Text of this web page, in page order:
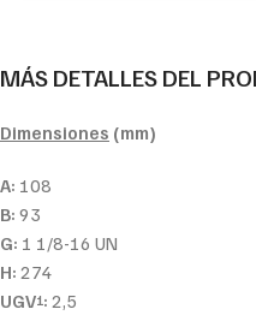
MÁS DETALLES DEL
Dimensiones (mm)
A: 108
B: 93
G: 1 1/8-16 UN
H: 274
UGV1: 2,5